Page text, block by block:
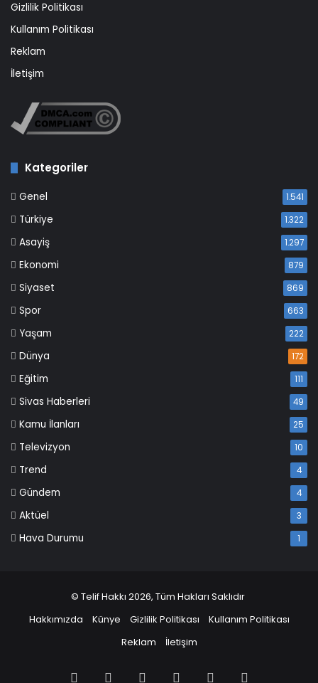
Gizlilik Politikası
Kullanım Politikası
Reklam
İletişim
Kategoriler
Genel 1.541
Türkiye 1.322
Asayiş 1.297
Ekonomi 879
Siyaset 869
Spor 663
Yaşam 222
Dünya 172
Eğitim 111
Sivas Haberleri 49
Kamu İlanları 25
Televizyon 10
Trend 4
Gündem 4
Aktüel 3
Hava Durumu 1
© Telif Hakkı 2026, Tüm Hakları Saklıdır
Hakkımızda
Künye Gizlilik Politikası
Kullanım Politikası
Reklam
İletişim
Facebook PinterestLinkedInYouTube